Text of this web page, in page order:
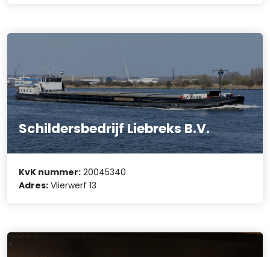
Schildersbedrijf Liebreks B.V.
KvK nummer: 20045340
Adres: Vlierwerf 13